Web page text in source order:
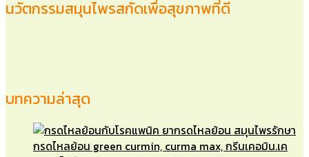
นวัตกรรมสมุนไพรสกัดเพื่อสุขภาพที่ดี
บทความล่าสุด